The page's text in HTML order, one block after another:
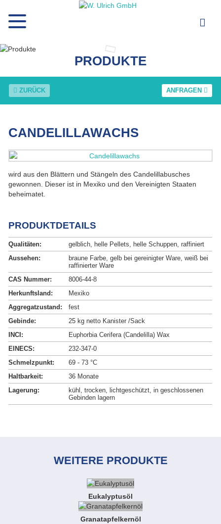
PRODUKTE
ZURÜCK ANFRAGEN
CANDELILLAWACHS
wird aus den Blättern und Stängeln des Candelillabusches
gewonnen. Dieser ist in Mexiko und den Vereinigten Staaten
beheimatet.
PRODUKTDETAILS
Qualitäten:
gelblich, helle Pellets, helle Schuppen, raffiniert
Aussehen:
braune Farbe, gelb bei gereinigter Ware, weiß bei
raffinierter Ware
CAS Nummer:
8006-44-8
Herkunftsland:
Mexiko
Aggregatzustand:
fest
Gebinde:
25 kg netto Kanister /Sack
INCI:
Euphorbia Cerifera (Candelilla) Wax
EINECS:
232-347-0
Schmelzpunkt:
69 - 73 °C
Haltbarkeit:
36 Monate
Lagerung:
kühl, trocken, lichtgeschützt, in geschlossenen
Gebinden lagern
WEITERE PRODUKTE
Eukalyptusöl
Granatapfelkernöl